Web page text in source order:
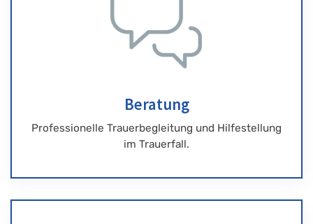
Beratung
Professionelle Trauerbegleitung und Hilfestellung
im Trauerfall.